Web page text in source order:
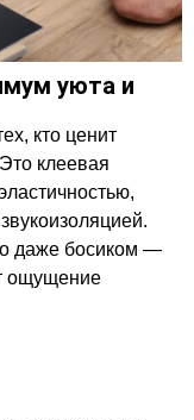
уюта и
кто ценит
клеевая
даже босиком —
ощущение